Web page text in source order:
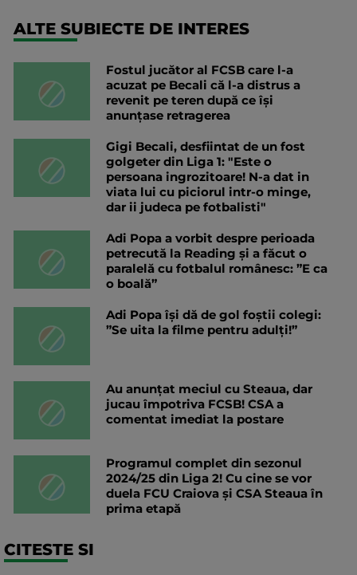
ALTE SUBIECTE DE INTERES
Fostul jucător al FCSB care l-a
acuzat pe Becali că l-a distrus a
revenit pe teren după ce își
anunțase retragerea
Gigi Becali, desfiintat de un fost
golgeter din Liga 1: "Este o
persoana ingrozitoare! N-a dat in
viata lui cu piciorul intr-o minge,
dar ii judeca pe fotbalisti"
Adi Popa a vorbit despre perioada
petrecută la Reading și a făcut o
paralelă cu fotbalul românesc: ”E ca
o boală”
Adi Popa își dă de gol foștii colegi:
”Se uita la filme pentru adulți!”
Au anunțat meciul cu Steaua, dar
jucau împotriva FCSB! CSA a
comentat imediat la postare
Programul complet din sezonul
2024/25 din Liga 2! Cu cine se vor
duela FCU Craiova și CSA Steaua în
prima etapă
CITESTE SI